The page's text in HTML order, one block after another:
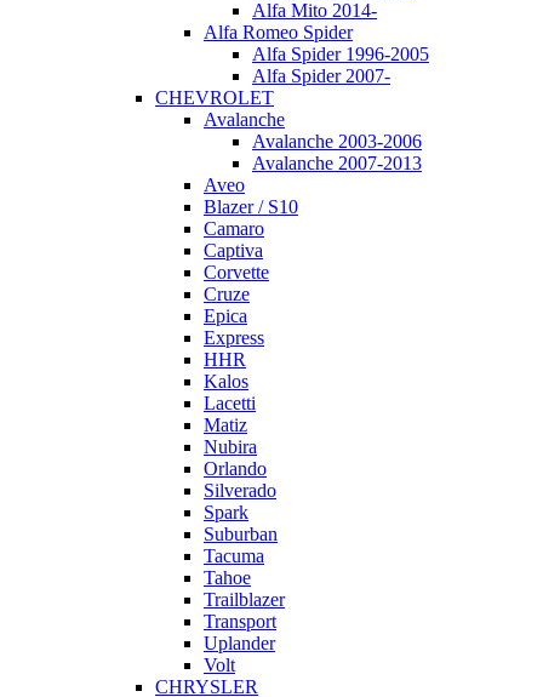
Alfa Mito 2014-
Alfa Romeo Spider
Alfa Spider 1996-2005
Alfa Spider 2007-
CHEVROLET
Avalanche
Avalanche 2003-2006
Avalanche 2007-2013
Aveo
Blazer / S10
Camaro
Captiva
Corvette
Cruze
Epica
Express
HHR
Kalos
Lacetti
Matiz
Nubira
Orlando
Silverado
Spark
Suburban
Tacuma
Tahoe
Trailblazer
Transport
Uplander
Volt
CHRYSLER